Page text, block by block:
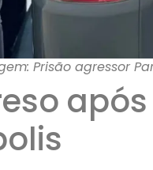
Prisão agressor